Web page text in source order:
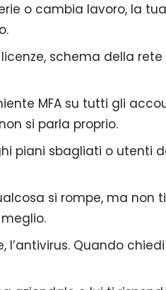
o cambia lavoro, la
schema della rete
MFA su tutti gli
non si parla proprio.
piani sbagliati o utenti
si rompe, ma non
l’antivirus. Quando